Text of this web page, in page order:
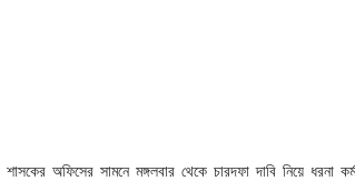
শাসকের অফিসের সামনে মঙ্গলবার থেকে চারদফা দাবি নিয়ে ধরনা